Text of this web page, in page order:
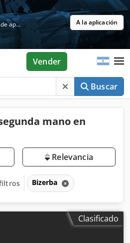
Gratis en la tienda de aplicaciones A la aplicación
Buscar
Vender
mano en
Relevancia
Bizerba
Clasificado